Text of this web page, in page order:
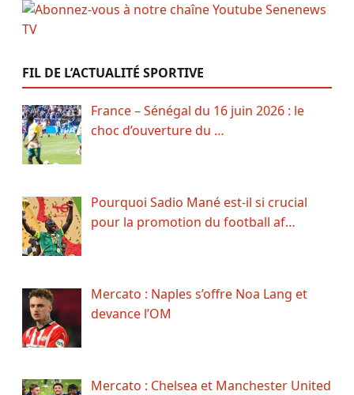
FIL DE L’ACTUALITÉ SPORTIVE
France – Sénégal du 16 juin 2026 : le
choc d’ouverture du …
Pourquoi Sadio Mané est-il si crucial
pour la promotion du football af…
Mercato : Naples s’offre Noa Lang et
devance l’OM
Mercato : Chelsea et Manchester United